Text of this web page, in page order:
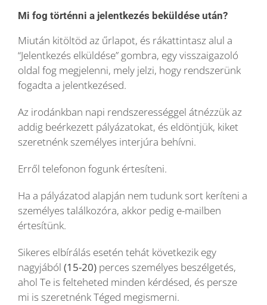
Mi fog történni a jelentkezés beküldése után?
Miután kitöltöd az űrlapot, és rákattintasz alul a
“Jelentkezés elküldése” gombra, egy visszaigazoló
oldal fog megjelenni, mely jelzi, hogy rendszerünk
fogadta a jelentkezésed.
Az irodánkban napi rendszerességgel átnézzük az
addig beérkezett pályázatokat, és eldöntjük, kiket
szeretnénk személyes interjúra behívni.
Erről telefonon fogunk értesíteni.
Ha a pályázatod alapján nem tudunk sort keríteni a
személyes találkozóra, akkor pedig e-mailben
értesítünk.
Sikeres elbírálás esetén tehát következik egy
nagyjából (15-20) perces személyes beszélgetés,
ahol Te is felteheted minden kérdésed, és persze
mi is szeretnénk Téged megismerni.